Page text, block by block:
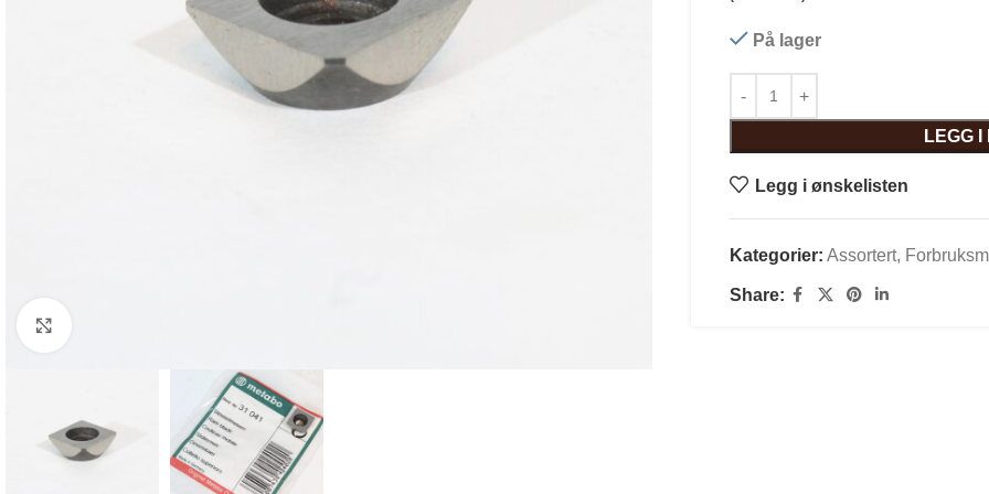
På lager
LEGG
Legg i ønskelisten
Kategorier: Assortert,
Share: